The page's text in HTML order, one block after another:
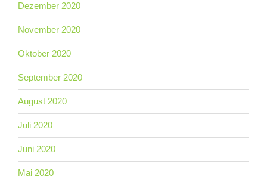
Dezember 2020
November 2020
Oktober 2020
September 2020
August 2020
Juli 2020
Juni 2020
Mai 2020